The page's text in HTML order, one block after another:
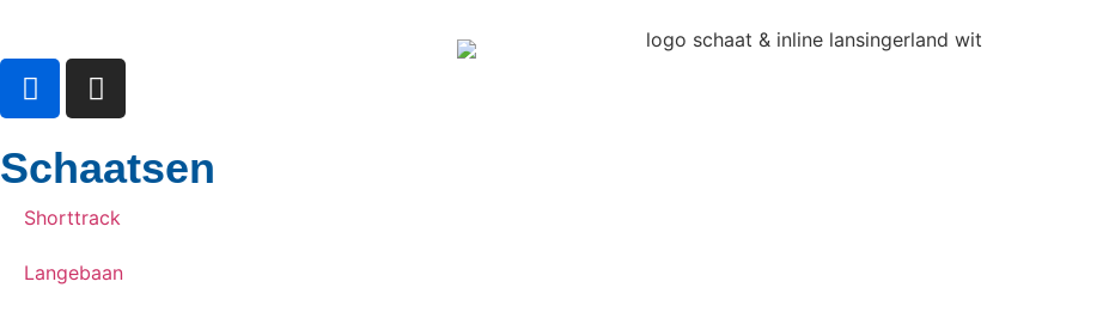
Schaatsen
Shorttrack
Langebaan